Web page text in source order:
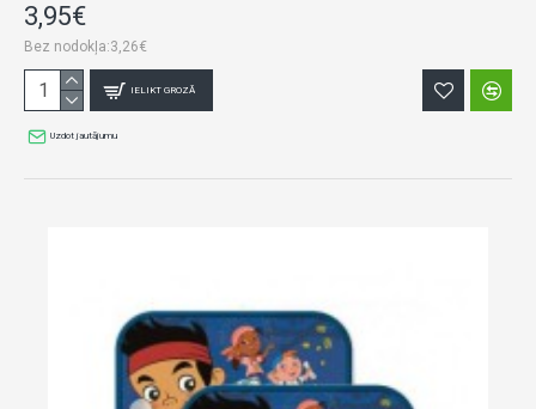
3,95€
Bez nodokļa:3,26€
IELIKT GROZĀ
Uzdot jautājumu